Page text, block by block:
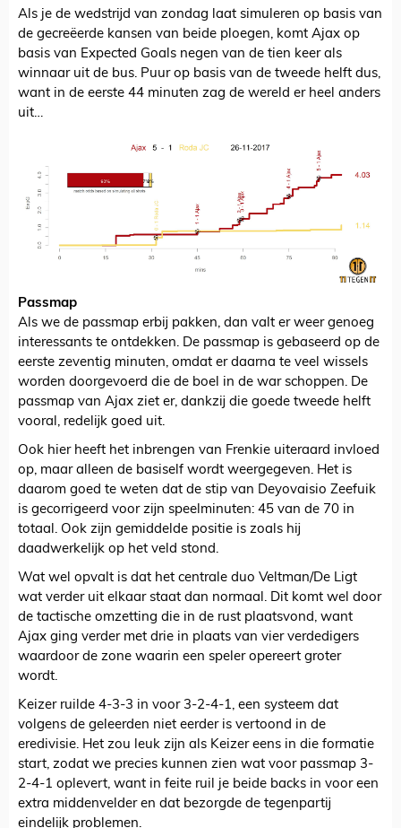
Als je de wedstrijd van zondag laat simuleren op basis van
de gecreëerde kansen van beide ploegen, komt Ajax op
basis van Expected Goals negen van de tien keer als
winnaar uit de bus. Puur op basis van de tweede helft dus,
want in de eerste 44 minuten zag de wereld er heel anders
uit…
Passmap
Als we de passmap erbij pakken, dan valt er weer genoeg
interessants te ontdekken. De passmap is gebaseerd op de
eerste zeventig minuten, omdat er daarna te veel wissels
worden doorgevoerd die de boel in de war schoppen. De
passmap van Ajax ziet er, dankzij die goede tweede helft
vooral, redelijk goed uit.
Ook hier heeft het inbrengen van Frenkie uiteraard invloed
op, maar alleen de basiself wordt weergegeven. Het is
daarom goed te weten dat de stip van Deyovaisio Zeefuik
is gecorrigeerd voor zijn speelminuten: 45 van de 70 in
totaal. Ook zijn gemiddelde positie is zoals hij
daadwerkelijk op het veld stond.
Wat wel opvalt is dat het centrale duo Veltman/De Ligt
wat verder uit elkaar staat dan normaal. Dit komt wel door
de tactische omzetting die in de rust plaatsvond, want
Ajax ging verder met drie in plaats van vier verdedigers
waardoor de zone waarin een speler opereert groter
wordt.
Keizer ruilde 4-3-3 in voor 3-2-4-1, een systeem dat
volgens de geleerden niet eerder is vertoond in de
eredivisie. Het zou leuk zijn als Keizer eens in die formatie
start, zodat we precies kunnen zien wat voor passmap 3-
2-4-1 oplevert, want in feite ruil je beide backs in voor een
extra middenvelder en dat bezorgde de tegenpartij
eindelijk problemen.